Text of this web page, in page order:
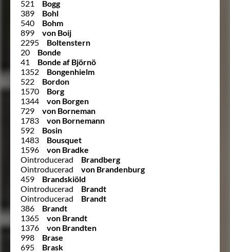
521
Bogg
389
Bohl
540
Bohm
899
von Boij
2295
Boltenstern
20
Bonde
41
Bonde af Björnö
1352
Bongenhielm
522
Bordon
1570
Borg
1344
von Borgen
729
von Borneman
1783
von Bornemann
592
Bosin
1483
Bousquet
1596
von Bradke
Ointroducerad
Brandberg
Ointroducerad
von Brandenburg
459
Brandskiöld
Ointroducerad
Brandt
Ointroducerad
Brandt
386
Brandt
1365
von Brandt
1376
von Brandten
998
Brase
695
Brask